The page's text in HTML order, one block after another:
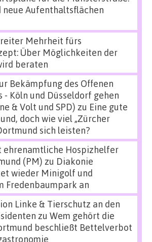
neue Aufenthaltsflächen
Mehrheit fürs
Über Möglichkeiten der
beraten
Bekämpfung des Offenen
- Köln und Düsseldorf gehen
& Volt und SPD) zu Eine gute
doch wie viel „Zürcher
sich leisten?
ehrenamtliche Hospizhelfer
(PM) zu Diakonie
wieder Minigolf und
Fredenbaumpark an
Linke & Tierschutz an den
zu Wem gehört die
beschließt Bettelverbot